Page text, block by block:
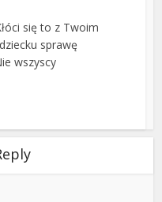
się to z Twoim
sprawę
wszyscy